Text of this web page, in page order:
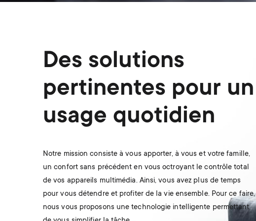
Des solutions
pertinentes pour un
usage quotidien
Notre mission consiste à vous apporter, à vous et votre famille,
un confort sans précédent en vous octroyant le contrôle total
de vos appareils multimédia. Ainsi, vous avez plus de temps
pour vous détendre et profiter de la vie ensemble. Pour ce faire,
nous vous proposons une technologie intelligente permettant